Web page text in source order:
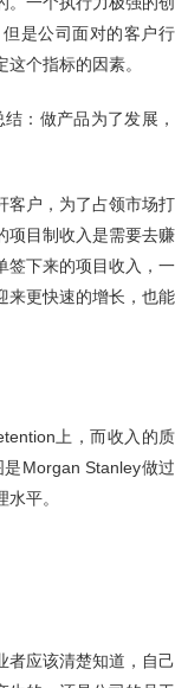
是公司面对的客户行
个指标的因素。
：做产品为了发展，
客户，为了占领市场打
项目制收入是需要去赚
签下来的项目收入，一
来更快速的增长，也能
上，而收入的质
Morgan Stanley做过
平。
者应该清楚知道，自己